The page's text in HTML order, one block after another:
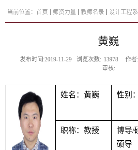
当前位置： 首页 师资力量 教师名录 设计工程系
黄巍
发布时间:2019-11-29 浏览次数: 13978 作者:
审核:
姓名：黄巍 性别
职称：教授 博导/
硕导